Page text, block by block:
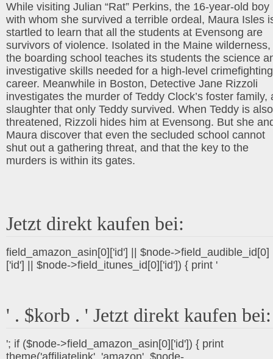
While visiting Julian “Rat” Perkins, the 16-year-old boy
with whom she survived a terrible ordeal, Maura Isles
startled to learn that all the students at Evensong are
survivors of violence. Isolated in the Maine wilderness,
the boarding school teaches its students the science
investigative skills needed for a high-level crimefighting
career. Meanwhile in Boston, Detective Jane Rizzoli
investigates the murder of Teddy Clock’s foster family,
slaughter that only Teddy survived. When Teddy is also
threatened, Rizzoli hides him at Evensong. But she
Maura discover that even the secluded school cannot
shut out a gathering threat, and that the key to the
murders is within its gates.
Jetzt direkt kaufen bei:
field_amazon_asin[0]['id'] || $node->field_audible_id[0]
['id'] || $node->field_itunes_id[0]['id']) { print '
' . $korb . ' Jetzt direkt kaufen bei:
'; if ($node->field_amazon_asin[0]['id']) { print
theme('affiliatelink', 'amazon', $node-